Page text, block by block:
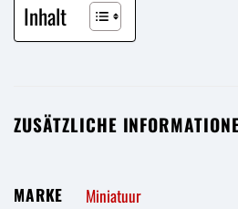
Inhalt
ZUSÄTZLICHE
MARKE Miniatuur